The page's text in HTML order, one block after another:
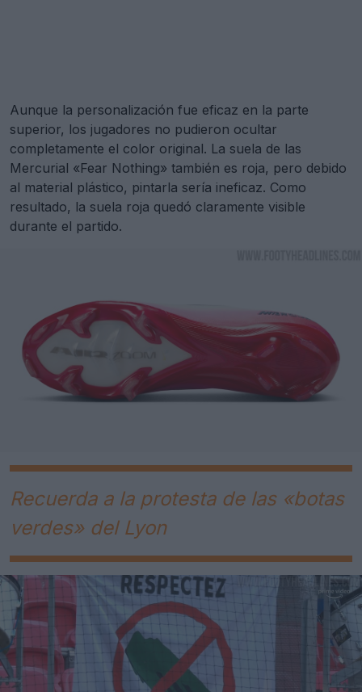
Aunque la personalización fue eficaz en la parte
superior, los jugadores no pudieron ocultar
completamente el color original. La suela de las
Mercurial «Fear Nothing» también es roja, pero debido
al material plástico, pintarla sería ineficaz. Como
resultado, la suela roja quedó claramente visible
durante el partido.
Recuerda a la protesta de las «botas
verdes» del Lyon